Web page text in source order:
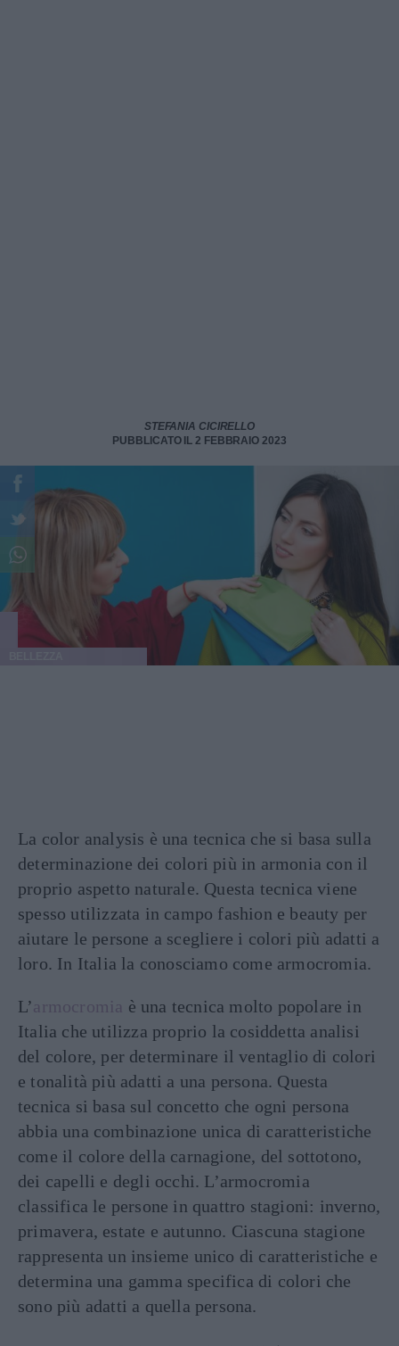
STEFANIA CICIRELLO
PUBBLICATO IL 2 FEBBRAIO 2023
La color analysis è una tecnica che si basa sulla
determinazione dei colori più in armonia con il
proprio aspetto naturale. Questa tecnica viene
spesso utilizzata in campo fashion e beauty per
aiutare le persone a scegliere i colori più adatti a
loro. In Italia la conosciamo come armocromia.
L’armocromia è una tecnica molto popolare in
Italia che utilizza proprio la cosiddetta analisi
del colore, per determinare il ventaglio di colori
e tonalità più adatti a una persona. Questa
tecnica si basa sul concetto che ogni persona
abbia una combinazione unica di caratteristiche
come il colore della carnagione, del sottotono,
dei capelli e degli occhi. L’armocromia
classifica le persone in quattro stagioni: inverno,
primavera, estate e autunno. Ciascuna stagione
rappresenta un insieme unico di caratteristiche e
determina una gamma specifica di colori che
sono più adatti a quella persona.